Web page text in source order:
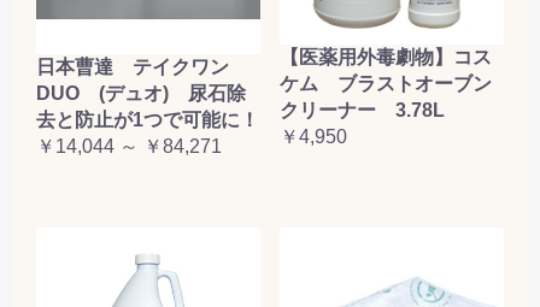
日本曹達 テイクワン
DUO (デュオ) 尿石除
去と防止が1つで可能に！
￥14,044 ～ ￥84,271
【医薬用外毒劇物】コス
ケム ブラストオーブン
クリーナー 3.78L
￥4,950